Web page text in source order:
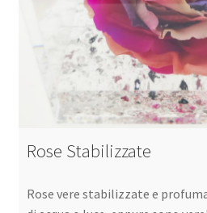
Rose Stabilizzate
Rose vere stabilizzate e